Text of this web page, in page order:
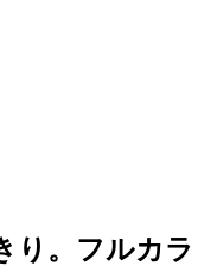
り。フルカラ